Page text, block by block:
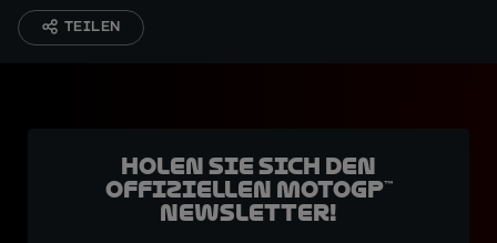
TEILEN
Holen Sie sich den
offiziellen MotoGP™
Newsletter!